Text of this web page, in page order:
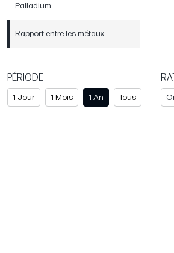
Palladium
Rapport entre les métaux
PÉRIODE
1 Jour 1 Mois 1 An Tous